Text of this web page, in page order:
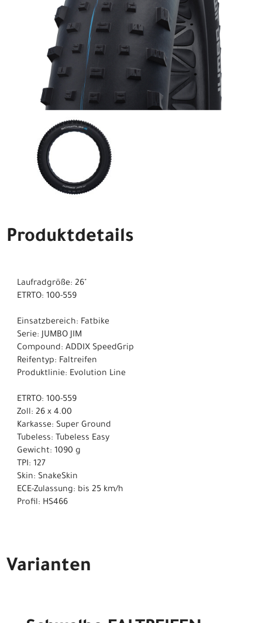
Produktdetails
Laufradgröße: 26"
ETRTO: 100-559
Einsatzbereich: Fatbike
Serie: JUMBO JIM
Compound: ADDIX SpeedGrip
Reifentyp: Faltreifen
Produktlinie: Evolution Line
ETRTO: 100-559
Zoll: 26 x 4.00
Karkasse: Super Ground
Tubeless: Tubeless Easy
Gewicht: 1090 g
TPI: 127
Skin: SnakeSkin
ECE-Zulassung: bis 25 km/h
Profil: HS466
Varianten